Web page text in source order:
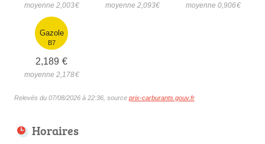
moyenne 2,003€ moyenne 2,093€ moyenne 0,906€
Gazole
B7
2,189 €
moyenne 2,178€
Relevés du 07/08/2026 à 22:36, source prix-carburants.gouv.fr
Horaires